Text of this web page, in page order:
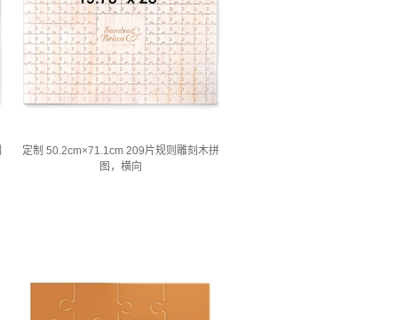
定制 50.2cm×71.1cm 209片规则雕刻木拼
图，横向